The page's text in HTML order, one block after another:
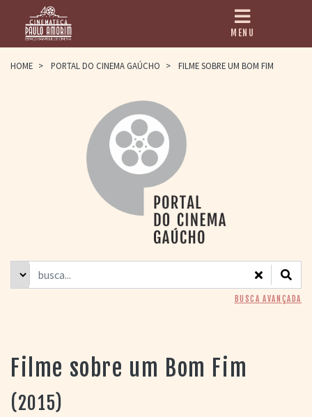
HOME
PAULO AMORIM
> HISTÓRIA
> HOMENAGEADOS
> EQUIPE
> ASSOCIAÇÃO DOS
> BIBLIOTECA
ROMEU GRIMALDI
CARTAZ
> GRADE SEMANAL
> PREÇOS E
PORTAL DO
CINEMA GAÚCHO
> APRESENTAÇÃO
> BUSCA AVANÇADA
MENU
HOME > PORTAL DO CINEMA GAÚCHO > FILME SOBRE UM BOM FIM
BUSCA AVANÇADA
Filme sobre um Bom Fim
(2015)